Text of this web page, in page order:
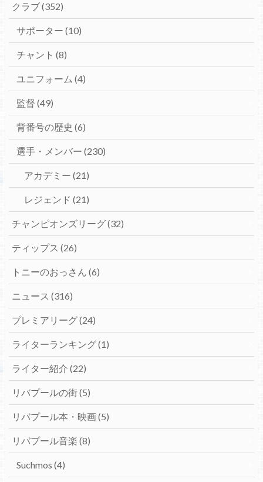
クラブ(352)
サポーター (10)
チャント (8)
ユニフォーム (4)
監督 (49)
背番号の歴史 (6)
選手・メンバー (230)
アカデミー (21)
レジェンド (21)
チャンピオンズリーグ(32)
ティップス (26)
トニーのおっさん (6)
ニュース (316)
プレミアリーグ(24)
ライターランキング(1)
ライター紹介 (22)
リバプールの街(5)
リバプール本・映画(5)
リバプール音楽 (8)
Suchmos (4)